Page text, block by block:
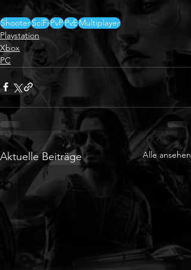
ShooterSciFiPvPPvEMultiplayer
Playstation
Xbox
PC
Aktuelle Beiträge Alle ansehen